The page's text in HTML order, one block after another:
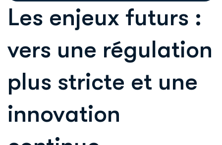
Les enjeux futurs :
vers une régulation
plus stricte et une
innovation